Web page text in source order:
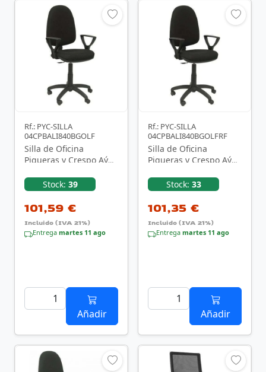
Rf.: PYC-SILLA
04CPBALI840BGOLF
Silla de Oficina
Piqueras y Crespo Aýna
NegraStock: 39
101,59 €
Incluido (IVA 21%)
Entrega martes 11 ago
Añadir
Rf.: PYC-SILLA
04CPBALI840BGOLFRF
Silla de Oficina
Piqueras y Crespo Aýna
NegraStock: 33
101,35 €
Incluido (IVA 21%)
Entrega martes 11 ago
Añadir